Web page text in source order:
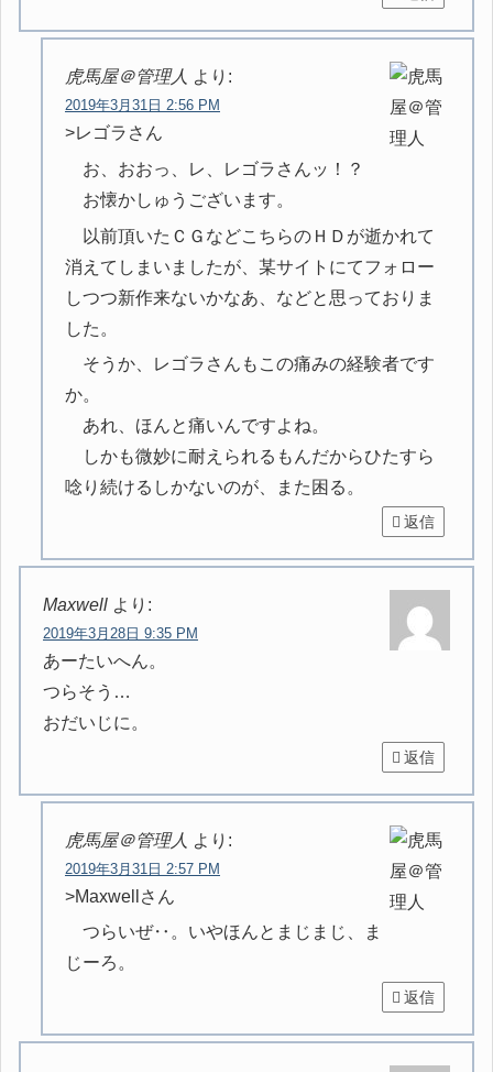
虎馬屋＠管理人 より:
2019年3月31日 2:56 PM
>レゴラさん
お、おおっ、レ、レゴラさんッ！？
お懐かしゅうございます。
以前頂いたＣＧなどこちらのＨＤが逝かれて
消えてしまいましたが、某サイトにてフォロー
しつつ新作来ないかなあ、などと思っておりま
した。
そうか、レゴラさんもこの痛みの経験者です
か。
あれ、ほんと痛いんですよね。
しかも微妙に耐えられるもんだからひたすら
唸り続けるしかないのが、また困る。
返信
Maxwell より:
2019年3月28日 9:35 PM
あーたいへん。
つらそう…
おだいじに。
返信
虎馬屋＠管理人 より:
2019年3月31日 2:57 PM
>Maxwellさん
つらいぜ‥。いやほんとまじまじ、ま
じーろ。
返信